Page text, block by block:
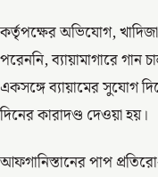
কর্তৃপক্ষের অভিযোগ, খাদিজা
পরেননি, ব্যায়ামাগারে
একসঙ্গে ব্যায়ামের সুযোগ
দিনের কারাদণ্ড দেওয়া হয়।
আফগানিস্তানের পাপ